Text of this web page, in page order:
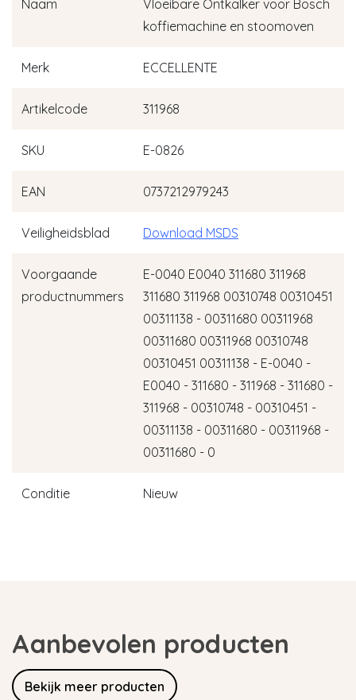
Naam
Vloeibare Ontkalker voor Bosch
koffiemachine en stoomoven
Merk ECCELLENTE
Artikelcode 311968
SKU E-0826
EAN 0737212979243
Veiligheidsblad Download MSDS
Voorgaande
productnummers
E-0040 E0040 311680 311968
311680 311968 00310748 00310451
00311138 - 00311680 00311968
00311680 00311968 00310748
00310451 00311138 - E-0040 -
E0040 - 311680 - 311968 - 311680 -
311968 - 00310748 - 00310451 -
00311138 - 00311680 - 00311968 -
00311680 - 0
Conditie Nieuw
Aanbevolen producten
Bekijk meer producten